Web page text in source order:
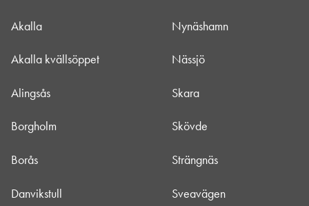
Akalla
Akalla kvällsöppet
Alingsås
Borgholm
Borås
Danvikstull
Nynäshamn
Nässjö
Skara
Skövde
Strängnäs
Sveavägen